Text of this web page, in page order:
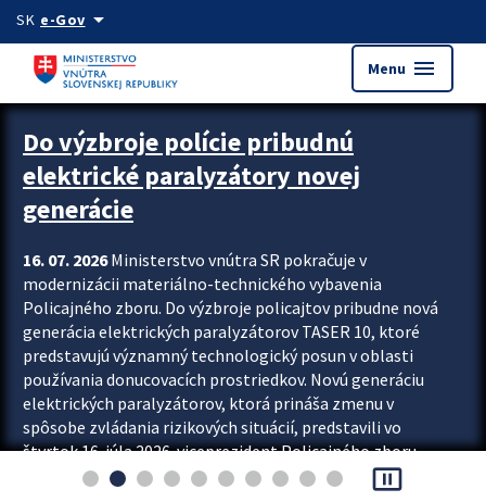
Preskocit na hlavný obsah
SK e-Govarrow_drop_down
Menu menu
Zastavit automatický posun upútavok
Do výzbroje polície pribudnú
elektrické paralyzátory novej
generácie
16. 07. 2026Ministerstvo vnútra SR pokračuje v
modernizácii materiálno-technického vybavenia
Policajného zboru. Do výzbroje policajtov pribudne nová
generácia elektrických paralyzátorov TASER 10, ktoré
predstavujú významný technologický posun v oblasti
používania donucovacích prostriedkov. Novú generáciu
elektrických paralyzátorov, ktorá prináša zmenu v
spôsobe zvládania rizikových situácií, predstavili vo
štvrtok 16. júla 2026 viceprezident Policajného zboru
Rastislav Polakovič a riaditeľ odboru výcviku...
pause_presentation